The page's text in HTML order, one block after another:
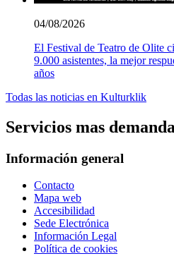
04/08/2026
El Festival de Teatro de Olite
9.000 asistentes, la mejor
años
Todas las noticias en Kulturklik
Servicios mas
Información general
Contacto
Mapa web
Accesibilidad
Sede Electrónica
Información Legal
Política de cookies